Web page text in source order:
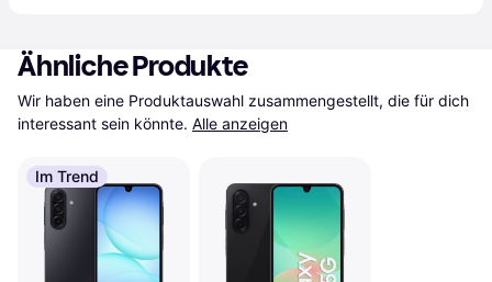
Ähnliche Produkte
Wir haben eine Produktauswahl zusammengestellt, die für dich
interessant sein könnte. Alle anzeigen
Im Trend